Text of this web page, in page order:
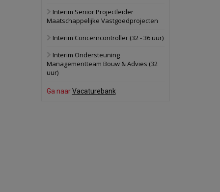
politiebureau
17 september 2026
Voormalig
Interim Senior Projectleider
Maatschappelijke Vastgoedprojecten
Interim Concerncontroller (32 - 36 uur)
Interim Ondersteuning
Managementteam Bouw & Advies (32
uur)
Ga naarVacaturebank